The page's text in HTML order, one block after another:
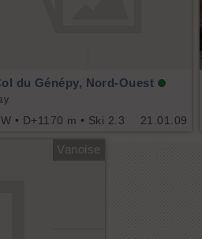
21.01.09
du Génépy, Nord-Ouest
• D+1170 m • Ski 2.3
Vanoise